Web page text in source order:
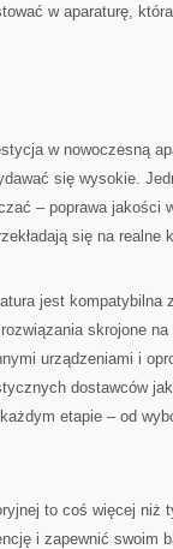
w aparaturę,
w nowoczesną
się wysokie.
– poprawa jakości
się na realne
jest kompatybilna
skrojone
urządzeniami i
dostawców
etapie – od
to coś więcej niż
i zapewnić swoim